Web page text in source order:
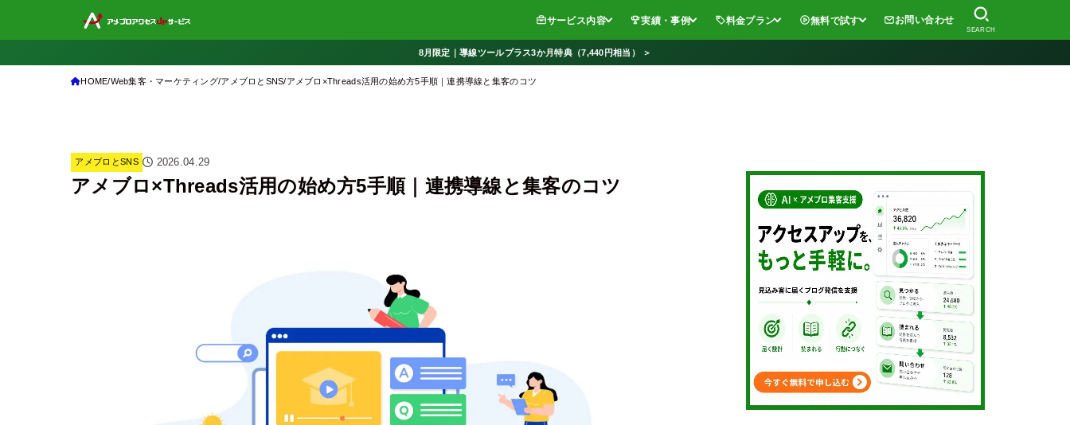
サービス内容 実績・事例 料金プラン 無料で試す お問い合わせ
SEARCH
8月限定｜導線ツールプラス3か月特典（7,440円相当） ＞
HOME Web集客・マーケティング アメブロとSNS アメブロ×Threads活用の始め方5手順｜連携導線と集客のコツ
アメブロとSNS 2026.04.29
アメブロ×Threads活用の始め方5手順｜連携導線と集客のコツ